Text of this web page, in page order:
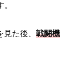
た後、 戦闘機